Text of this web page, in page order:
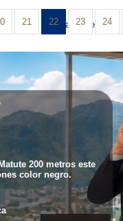
Página 22 de 25
21 22 23 24
200 metros este
color negro.